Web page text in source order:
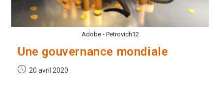
Adobe - Petrovich12
Une gouvernance mondiale
Publication
20 avril 2020